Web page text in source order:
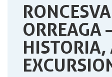
ORREAGA
HISTORIA,